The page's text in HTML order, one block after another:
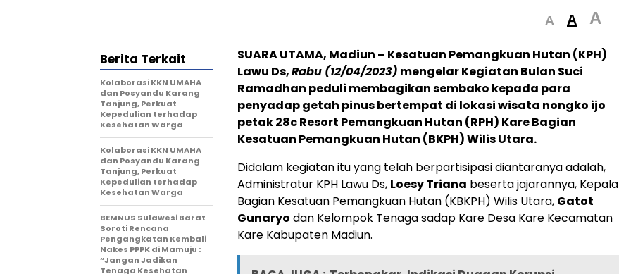
A A A
SUARA UTAMA, Madiun – Kesatuan Pemangkuan Hutan (KPH)
Lawu Ds,Rabu (12/04/2023) mengelar Kegiatan Bulan Suci
Ramadhan peduli membagikan sembako kepada para
penyadap getah pinus bertempat di lokasi wisata nongko ijo
petak 28c Resort Pemangkuan Hutan (RPH) Kare Bagian
Kesatuan Pemangkuan Hutan (BKPH) Wilis Utara.
Didalam kegiatan itu yang telah berpartisipasi diantaranya adalah,
Administratur KPH Lawu Ds, Loesy Triana beserta jajarannya, Kepala
Bagian Kesatuan Pemangkuan Hutan (KBKPH) Wilis Utara, Gatot
Gunaryo dan Kelompok Tenaga sadap Kare Desa Kare Kecamatan
Kare Kabupaten Madiun.
Berita Terkait
Kolaborasi KKN UMAHA
dan Posyandu Karang
Tanjung, Perkuat
Kepedulian terhadap
Kesehatan Warga
Kolaborasi KKN UMAHA
dan Posyandu Karang
Tanjung, Perkuat
Kepedulian terhadap
Kesehatan Warga
BEMNUS Sulawesi Barat
Soroti Rencana
Pengangkatan Kembali
Nakes PPPK di Mamuju :
“Jangan Jadikan
Tenaga Kesehatan